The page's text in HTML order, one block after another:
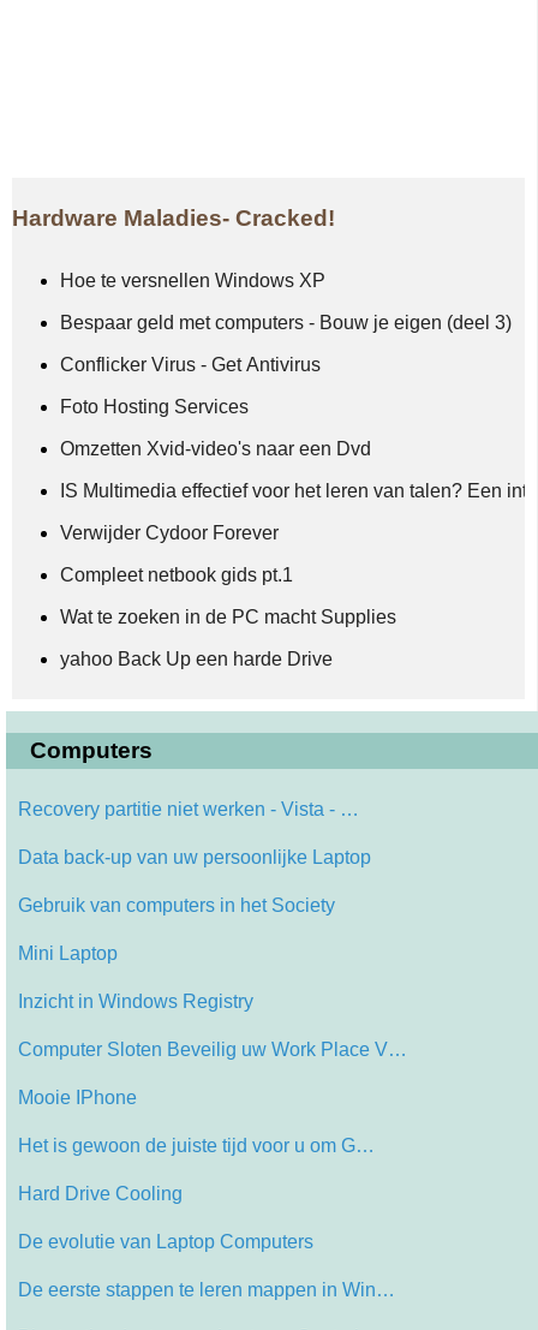
Hardware Maladies- Cracked!
Hoe te versnellen Windows XP
Bespaar geld met computers - Bouw je eigen (deel 3)
Conflicker Virus - Get Antivirus
Foto Hosting Services
Omzetten Xvid-video's naar een Dvd
IS Multimedia effectief voor het leren van talen? Een
Verwijder Cydoor Forever
Compleet netbook gids pt.1
Wat te zoeken in de PC macht Supplies
yahoo Back Up een harde Drive
Computers
Recovery partitie niet werken - Vista - …
Data back-up van uw persoonlijke Laptop
Gebruik van computers in het Society
Mini Laptop
Inzicht in Windows Registry
Computer Sloten Beveilig uw Work Place V…
Mooie IPhone
Het is gewoon de juiste tijd voor u om G…
Hard Drive Cooling
De evolutie van Laptop Computers
De eerste stappen te leren mappen in Win…